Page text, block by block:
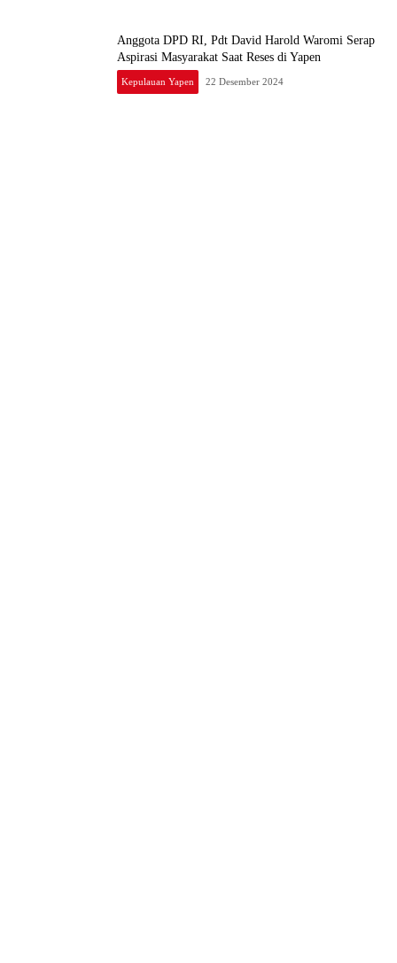
Anggota DPD RI, Pdt David Harold Waromi Serap
Aspirasi Masyarakat Saat Reses di Yapen
Kepulauan Yapen 22 Desember 2024